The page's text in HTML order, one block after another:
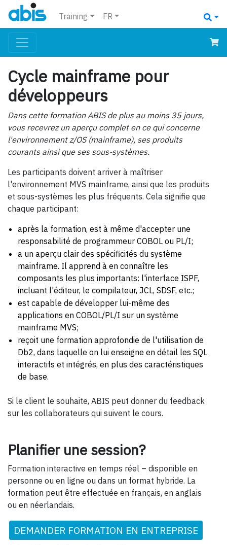
Training FR
Cycle mainframe pour
développeurs
Dans cette formation ABIS de plus au moins 35 jours,
vous recevrez un aperçu complet en ce qui concerne
l'environnement z/OS (mainframe), ses produits
courants ainsi que ses sous-systèmes.
Les participants doivent arriver à maîtriser
l'environnement MVS mainframe, ainsi que les produits
et sous-systèmes les plus fréquents. Cela signifie que
chaque participant:
après la formation, est à même d'accepter une
responsabilité de programmeur COBOL ou PL/I;
a un aperçu clair des spécificités du système
mainframe. Il apprend à en connaître les
composants les plus importants: l'interface ISPF,
incluant l'éditeur, le compilateur, JCL, SDSF, etc.;
est capable de développer lui-même des
applications en COBOL/PL/I sur un système
mainframe MVS;
reçoit une formation approfondie de l'utilisation de
Db2, dans laquelle on lui enseigne en détail les SQL
interactifs et intégrés, en plus des caractéristiques
de base.
Si le client le souhaite, ABIS peut donner du feedback
sur les collaborateurs qui suivent le cours.
Planifier une session?
Formation interactive en temps réel – disponible en
personne ou en ligne ou dans un format hybride. La
formation peut être effectuée en français, en anglais
ou en néerlandais.
DEMANDER FORMATION EN ENTREPRISE